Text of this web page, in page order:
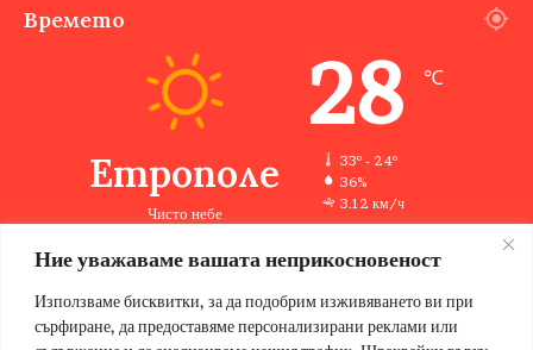
Ние уважаваме вашата неприкосновеност
Използваме бисквитки, за да подобрим изживяването ви при
сърфиране, да предоставяме персонализирани реклами или
Времето
Етрополе
Чисто небе
28 ℃
33º - 24º
36%
3.12 км/ч
33
пт сб пн